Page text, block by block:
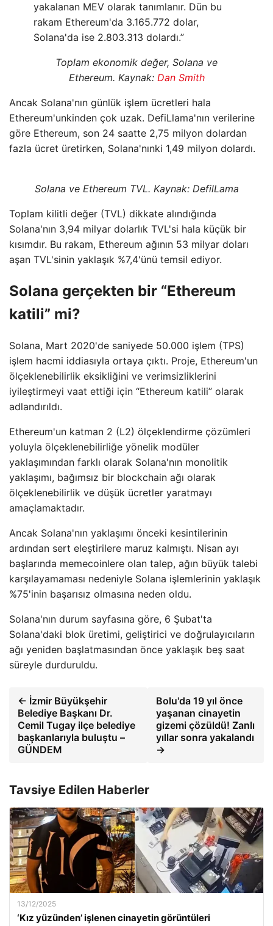
yakalanan MEV olarak tanımlanır. Dün bu
rakam Ethereum'da 3.165.772 dolar,
Solana'da ise 2.803.313 dolardı.”
Toplam ekonomik değer, Solana ve
Ethereum. Kaynak: Dan Smith
Ancak Solana'nın günlük işlem ücretleri hala
Ethereum'unkinden çok uzak. DefiLlama'nın verilerine
göre Ethereum, son 24 saatte 2,75 milyon dolardan
fazla ücret üretirken, Solana'nınki 1,49 milyon dolardı.
Solana ve Ethereum TVL. Kaynak: DefilLama
Toplam kilitli değer (TVL) dikkate alındığında
Solana'nın 3,94 milyar dolarlık TVL'si hala küçük bir
kısımdır. Bu rakam, Ethereum ağının 53 milyar doları
aşan TVL'sinin yaklaşık %7,4'ünü temsil ediyor.
Solana gerçekten bir “Ethereum
katili” mi?
Solana, Mart 2020'de saniyede 50.000 işlem (TPS)
işlem hacmi iddiasıyla ortaya çıktı. Proje, Ethereum'un
ölçeklenebilirlik eksikliğini ve verimsizliklerini
iyileştirmeyi vaat ettiği için “Ethereum katili” olarak
adlandırıldı.
Ethereum'un katman 2 (L2) ölçeklendirme çözümleri
yoluyla ölçeklenebilirliğe yönelik modüler
yaklaşımından farklı olarak Solana'nın monolitik
yaklaşımı, bağımsız bir blockchain ağı olarak
ölçeklenebilirlik ve düşük ücretler yaratmayı
amaçlamaktadır.
Ancak Solana'nın yaklaşımı önceki kesintilerinin
ardından sert eleştirilere maruz kalmıştı. Nisan ayı
başlarında memecoinlere olan talep, ağın büyük talebi
karşılayamaması nedeniyle Solana işlemlerinin yaklaşık
%75'inin başarısız olmasına neden oldu.
Solana'nın durum sayfasına göre, 6 Şubat'ta
Solana'daki blok üretimi, geliştirici ve doğrulayıcıların
ağı yeniden başlatmasından önce yaklaşık beş saat
süreyle durduruldu.
← İzmir Büyükşehir
Belediye Başkanı Dr.
Cemil Tugay ilçe belediye
başkanlarıyla buluştu –
GÜNDEM
Bolu'da 19 yıl önce
yaşanan cinayetin
gizemi çözüldü! Zanlı
yıllar sonra yakalandı
→
Tavsiye Edilen Haberler
13/12/2025
‘Kız yüzünden’ işlenen cinayetin görüntüleri